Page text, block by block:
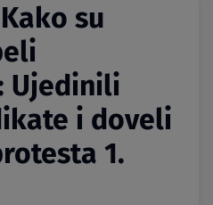
Kako su
Ujedinili
i doveli
1.